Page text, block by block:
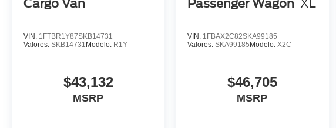
Cargo Van
VIN: 1FTBR1Y87SKB14731
Valores: SKB14731 Modelo: R1Y
$43,132
MSRP
Passenger Wagon XL
VIN: 1FBAX2C82SKA99185
Valores:SKA99185 Modelo:X2C
$46,705
MSRP